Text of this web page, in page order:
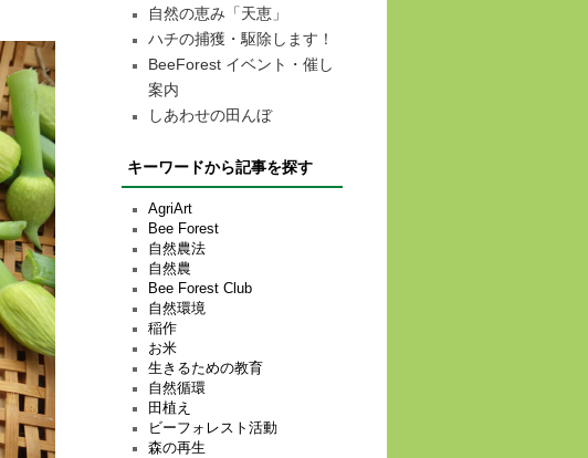
自然の恵み「天恵」
ハチの捕獲・駆除します！
BeeForest イベント・催し
案内
しあわせの田んぼ
キーワードから記事を探す
AgriArt
Bee Forest
自然農法
自然農
Bee Forest Club
自然環境
稲作
お米
生きるための教育
自然循環
田植え
ビーフォレスト活動
森の再生